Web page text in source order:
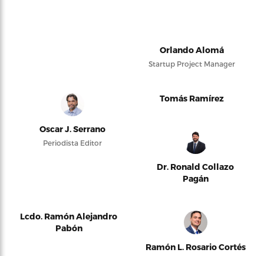
Orlando Alomá
Startup Project Manager
Oscar J. Serrano
Periodista Editor
Tomás Ramírez
Dr. Ronald Collazo
Pagán
Lcdo. Ramón Alejandro
Pabón
Ramón L. Rosario Cortés